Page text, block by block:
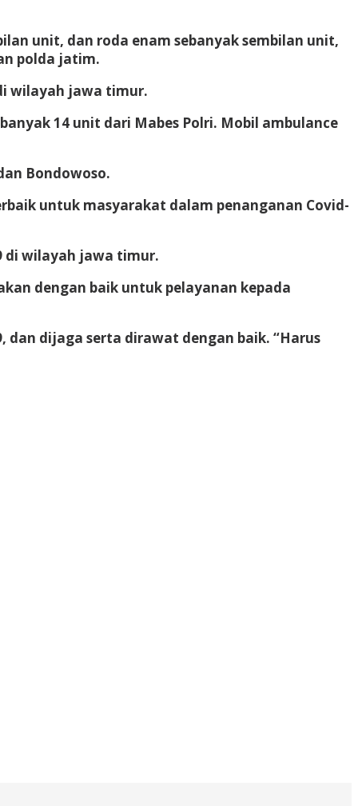
unit, dan roda enam sebanyak sembilan unit,
polda jatim.
wilayah jawa timur.
14 unit dari Mabes Polri. Mobil ambulance
Bondowoso.
untuk masyarakat dalam penanganan Covid-
di wilayah jawa timur.
dengan baik untuk pelayanan kepada
dijaga serta dirawat dengan baik. “Harus